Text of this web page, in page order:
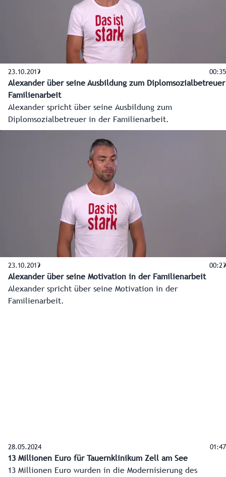
23.10.2019 00:35
Alexander über seine Ausbildung zum Diplomsozialbetreuer
Familienarbeit
Alexander spricht über seine Ausbildung zum
Diplomsozialbetreuer in der Familienarbeit.
23.10.2019 00:29
Alexander über seine Motivation in der Familienarbeit
Alexander spricht über seine Motivation in der
Familienarbeit.
28.05.2024 01:47
13 Millionen Euro für Tauernklinikum Zell am See
13 Millionen Euro wurden in die Modernisierung des